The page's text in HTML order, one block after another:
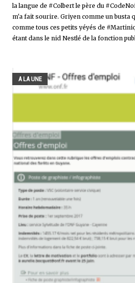
la langue de #Colbert le père du
m'a fait sourire. Griyen comme un busta
comme tous ces petits yéyés de
étant dans le nid Nestlé de la fonction
A LA UNE